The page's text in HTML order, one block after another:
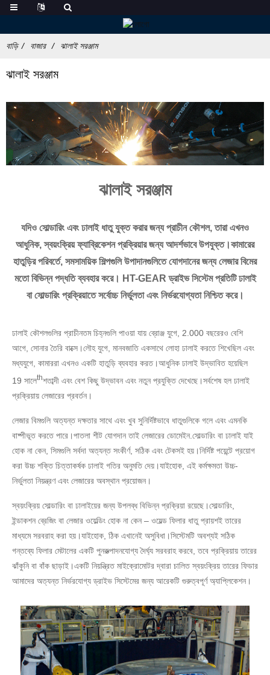
বাড়ি বাজার ঝালাই সরঞ্জাম
ঝালাই সরঞ্জাম
ঝালাই সরঞ্জাম
যদিও সোল্ডারিং এবং ঢালাই ধাতু যুক্ত করার জন্য প্রাচীন কৌশল, তারা এখনও
আধুনিক, স্বয়ংক্রিয় ফ্যাব্রিকেশন প্রক্রিয়ার জন্য আদর্শভাবে উপযুক্ত।কামারের
হাতুড়ির পরিবর্তে, সমসাময়িক শিল্পগুলি উপাদানগুলিতে যোগদানের জন্য লেজার বিমের
মতো বিভিন্ন পদ্ধতি ব্যবহার করে। HT-GEAR ড্রাইভ সিস্টেম প্রতিটি ঢালাই
বা সোল্ডারিং প্রক্রিয়াতে সর্বোচ্চ নির্ভুলতা এবং নির্ভরযোগ্যতা নিশ্চিত করে।
ঢালাই কৌশলগুলির প্রাচীনতম চিহ্নগুলি পাওয়া যায় ব্রোঞ্জ যুগে, 2.000 বছরেরও বেশি
আগে, সোনার তৈরি বাক্সে।লৌহ যুগে, মানবজাতি একসাথে লোহা ঢালাই করতে শিখেছিল এবং
মধ্যযুগে, কামাররা এখনও একটি হাতুড়ি ব্যবহার করত।আধুনিক ঢালাই উদ্ভাবিত হয়েছিল
19 সালেthশতাব্দী এবং বেশ কিছু উদ্ভাবন এবং নতুন প্রযুক্তি দেখেছে।সর্বশেষ হল ঢালাই
প্রক্রিয়ায় লেজারের প্রবর্তন।
লেজার বিমগুলি অত্যন্ত দক্ষতার সাথে এবং খুব সুনির্দিষ্টভাবে ধাতুগুলিকে গলে এবং এমনকি
বাষ্পীভূত করতে পারে।পাতলা শীট যোগদান তাই লেজারের ডোমেইন.সোল্ডারিং বা ঢালাই যাই
হোক না কেন, সিমগুলি সর্বদা অত্যন্ত সংকীর্ণ, সঠিক এবং টেকসই হয়।নির্দিষ্ট পয়েন্টে প্রয়োগ
করা উচ্চ শক্তি চিত্তাকর্ষক ঢালাই গতির অনুমতি দেয়।যাইহোক, এই কর্মক্ষমতা উচ্চ-
নির্ভুলতা নিয়ন্ত্রণ এবং লেজারের অবস্থান প্রয়োজন।
স্বয়ংক্রিয় সোল্ডারিং বা ঢালাইয়ের জন্য উপলব্ধ বিভিন্ন প্রক্রিয়া রয়েছে।সোল্ডারিং,
ইন্ডাকশন ব্রেজিং বা লেজার ওয়েল্ডিং হোক না কেন – ওয়েল্ড ফিলার ধাতু প্রায়শই তারের
মাধ্যমে সরবরাহ করা হয়।যাইহোক, ঠিক এখানেই অসুবিধা।সিস্টেমটি অবশ্যই সঠিক
গন্তব্যে ফিলার মেটালের একটি পুনরুত্পাদনযোগ্য দৈর্ঘ্য সরবরাহ করবে, তবে প্রক্রিয়ায় তারের
ঝাঁকুনি বা বাঁক ছাড়াই।একটি নিয়ন্ত্রিত মাইক্রোমোটর দ্বারা চালিত স্বয়ংক্রিয় তারের ফিডার
আমাদের অত্যন্ত নির্ভরযোগ্য ড্রাইভ সিস্টেমের জন্য আরেকটি গুরুত্বপূর্ণ অ্যাপ্লিকেশন।